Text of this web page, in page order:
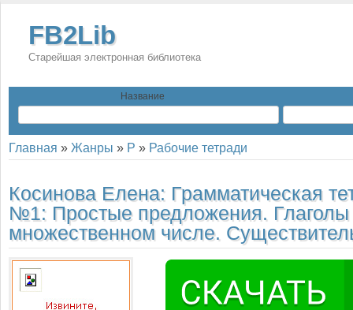
FB2Lib
Старейшая электронная библиотека
Название
Главная » Жанры » Р » Рабочие тетради
Косинова Елена: Грамматическая
№1: Простые предложения. Глаголы
множественном числе.